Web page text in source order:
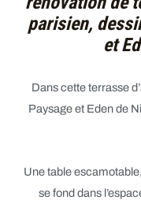
parisien,
et
Dans cette terrasse
Paysageet Eden de
Une table
se fond dans